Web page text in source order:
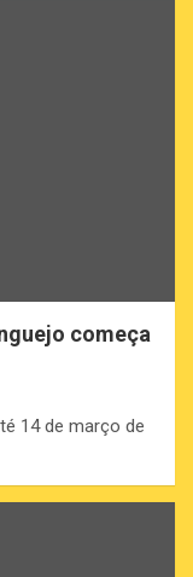
começa
14 de março de